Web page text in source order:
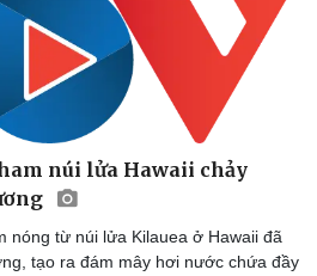
núi lửa Hawaii chảy
nóng từ núi lửa Kilauea ở Hawaii đã
tạo ra đám mây hơi nước chứa đầy